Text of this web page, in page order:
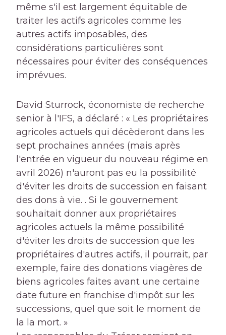
même s'il est largement équitable de
traiter les actifs agricoles comme les
autres actifs imposables, des
considérations particulières sont
nécessaires pour éviter des conséquences
imprévues.
David Sturrock, économiste de recherche
senior à l'IFS, a déclaré : « Les propriétaires
agricoles actuels qui décèderont dans les
sept prochaines années (mais après
l'entrée en vigueur du nouveau régime en
avril 2026) n'auront pas eu la possibilité
d'éviter les droits de succession en faisant
des dons à vie. . Si le gouvernement
souhaitait donner aux propriétaires
agricoles actuels la même possibilité
d'éviter les droits de succession que les
propriétaires d'autres actifs, il pourrait, par
exemple, faire des donations viagères de
biens agricoles faites avant une certaine
date future en franchise d'impôt sur les
successions, quel que soit le moment de
la la mort. »